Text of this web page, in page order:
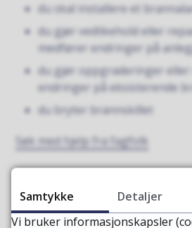
du skal installere et
du gjør vedlikehold eller
medfører endringer på
du gjør oppgraderinger eller
endringer på eksisterende
du bryter brannskillet
Søk med hjelp fra fagfolk
Sist endret 07.01.2026 10:23
Samtykke Detaljer
Vi bruker informasjonskapsler